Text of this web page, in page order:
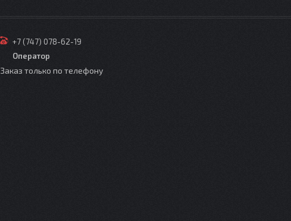
+7 (747) 078-62-19
Оператор
Заказ только по телефону